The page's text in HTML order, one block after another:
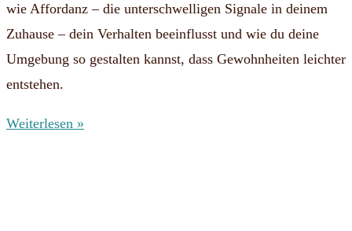
wie Affordanz – die unterschwelligen Signale in deinem
Zuhause – dein Verhalten beeinflusst und wie du deine
Umgebung so gestalten kannst, dass Gewohnheiten leichter
entstehen.
Weiterlesen »